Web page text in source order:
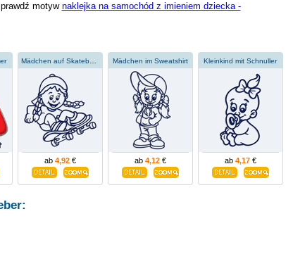
motyw naklejka na samochód z imieniem dziecka -
Mädchen auf Skateboard
ab 4,92€
Mädchen im Sweatshirt
ab 4,12€
Kleinkind mit Schnuller
ab 4,17€